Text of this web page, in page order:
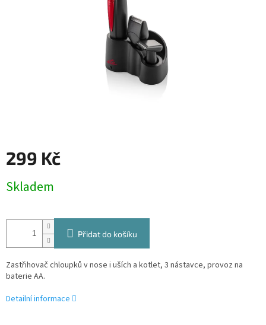
299 Kč
cena:
Skladem
Přidat do košíku
Zastřihovač chloupků v nose i uších a kotlet, 3 nástavce, provoz na
baterie AA.
Detailní informace